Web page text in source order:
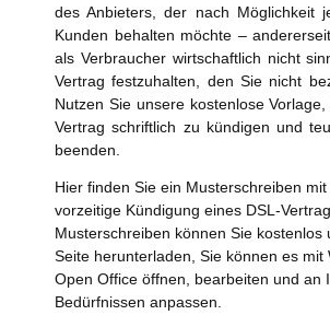
des Anbieters, der nach Möglichkeit
Kunden behalten möchte –
als Verbraucher wirtschaftlich nicht
Vertrag festzuhalten, den Sie nicht
Nutzen Sie unsere kostenlose
Vertrag schriftlich zu kündigen und
beenden.
Hier finden Sie ein Musterschreiben
vorzeitige Kündigung eines DSL-
Musterschreiben können Sie kostenlos
Seite herunterladen, Sie können es mit
Open Office öffnen, bearbeiten und an
Bedürfnissen anpassen.